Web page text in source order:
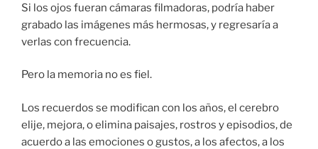
Si los ojos fueran cámaras filmadoras, podría haber
grabado las imágenes más hermosas, y regresaría a
verlas con frecuencia.
Pero la memoria no es fiel.
Los recuerdos se modifican con los años, el cerebro
elije, mejora, o elimina paisajes, rostros y episodios, de
acuerdo a las emociones o gustos, a los afectos, a los